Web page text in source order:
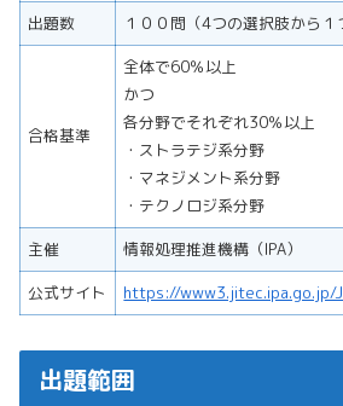
出題数
１００問（4つの選択肢から１
合格基準
全体で60％以上
かつ
各分野でそれぞれ30％以上
・ストラテジ系分野
・マネジメント系分野
・テクノロジ系分野
主催
情報処理推進機構（IPA）
公式サイト
https://www3.jitec.ipa.go.jp/
出題範囲